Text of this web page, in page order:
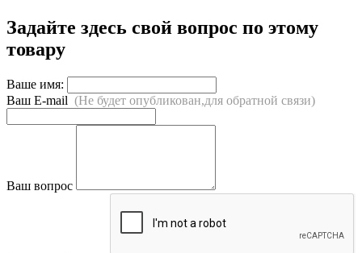
Задайте здесь свой вопрос по этому
товару
Ваше имя:
Ваш E-mail (Не будет опубликован,для обратной связи)
Ваш вопрос